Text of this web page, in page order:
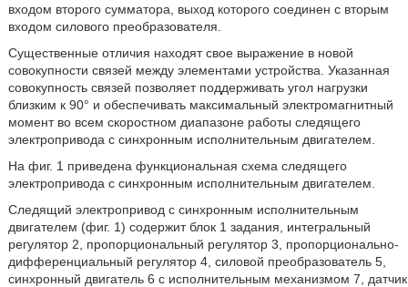
входом второго сумматора, выход которого соединен с вторым
входом силового преобразователя.
Существенные отличия находят свое выражение в новой
совокупности связей между элементами устройства. Указанная
совокупность связей позволяет поддерживать угол нагрузки
близким к 90° и обеспечивать максимальный электромагнитный
момент во всем скоростном диапазоне работы следящего
электропривода с синхронным исполнительным двигателем.
На фиг. 1 приведена функциональная схема следящего
электропривода с синхронным исполнительным двигателем.
Следящий электропривод с синхронным исполнительным
двигателем (фиг. 1) содержит блок 1 задания, интегральный
регулятор 2, пропорциональный регулятор 3, пропорционально-
дифференциальный регулятор 4, силовой преобразователь 5,
синхронный двигатель 6 с исполнительным механизмом 7, датчик